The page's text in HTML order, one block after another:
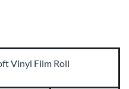
Vinyl Film Roll